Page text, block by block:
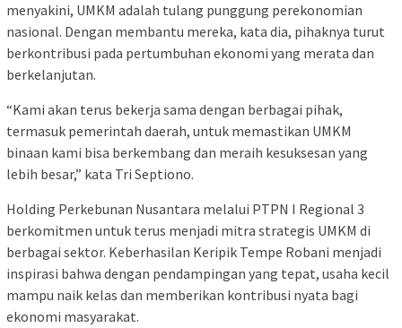
menyakini, UMKM adalah tulang punggung perekonomian
nasional. Dengan membantu mereka, kata dia, pihaknya turut
berkontribusi pada pertumbuhan ekonomi yang merata dan
berkelanjutan.
“Kami akan terus bekerja sama dengan berbagai pihak,
termasuk pemerintah daerah, untuk memastikan UMKM
binaan kami bisa berkembang dan meraih kesuksesan yang
lebih besar,” kata Tri Septiono.
Holding Perkebunan Nusantara melalui PTPN I Regional 3
berkomitmen untuk terus menjadi mitra strategis UMKM di
berbagai sektor. Keberhasilan Keripik Tempe Robani menjadi
inspirasi bahwa dengan pendampingan yang tepat, usaha kecil
mampu naik kelas dan memberikan kontribusi nyata bagi
ekonomi masyarakat.